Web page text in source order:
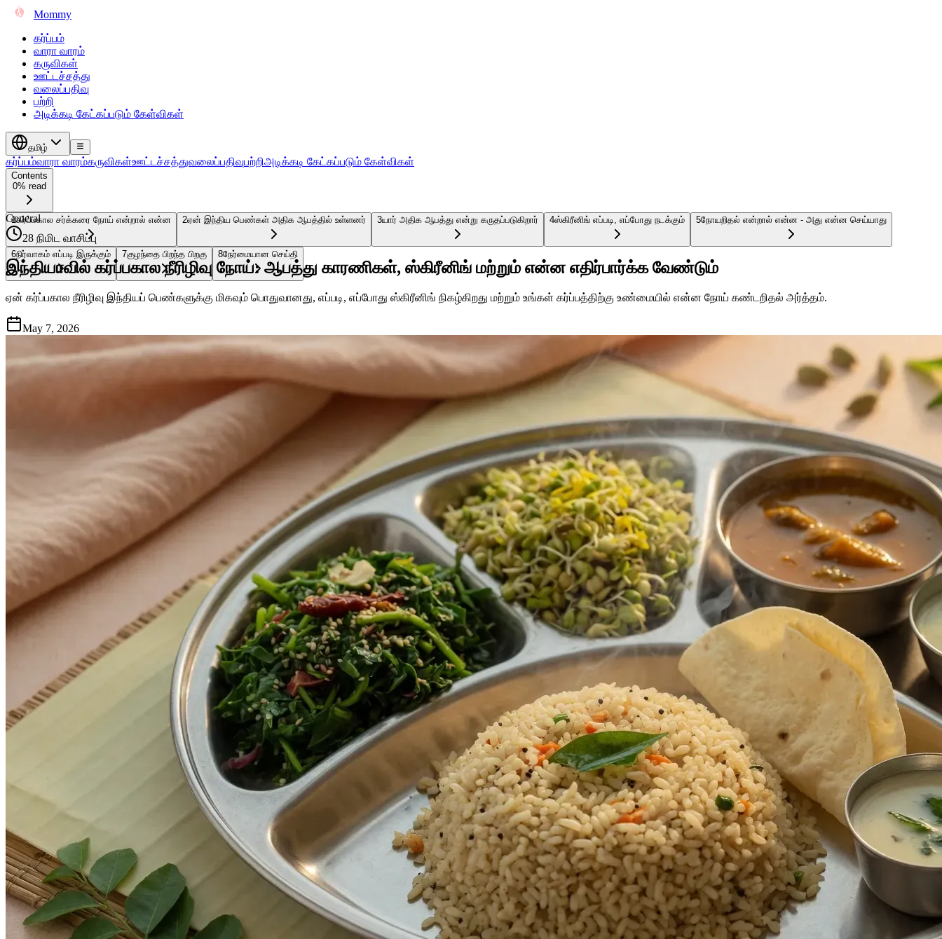
Mommy
கர்ப்பம்
வாரா வாரம்
கருவிகள்
ஊட்டச்சத்து
வலைப்பதிவு
பற்றி
அடிக்கடி கேட்கப்படும் கேள்விகள்
தமிழ்
கர்ப்பம்வாரா வாரம்கருவிகள்ஊட்டச்சத்துவலைப்பதிவுபற்றிஅடிக்கடி கேட்கப்படும் கேள்விகள்
Contents
0% read
1கர்ப்பகால சர்க்கரை நோய் என்றால் என்ன 2ஏன் இந்திய பெண்கள் அதிக ஆபத்தில் உள்ளனர் 3யார் அதிக ஆபத்து என்று கருதப்படுகிறார் 4ஸ்கிரீனிங் எப்படி, எப்போது நடக்கும் 5நோயறிதல் என்றால் என்ன - அது என்ன செய்யாது
6நிர்வாகம் எப்படி இருக்கும் 7குழந்தை பிறந்த பிறகு 8நேர்மையான செய்தி
General
28 நிமிட வாசிப்பு
இந்தியாவில் கர்ப்பகால நீரிழிவு நோய்: ஆபத்து காரணிகள், ஸ்கிரீனிங் மற்றும் என்ன எதிர்பார்க்க வேண்டும்
ஏன் கர்ப்பகால நீரிழிவு இந்தியப் பெண்களுக்கு மிகவும் பொதுவானது, எப்படி, எப்போது ஸ்கிரீனிங் நிகழ்கிறது மற்றும் உங்கள் கர்ப்பத்திற்கு உண்மையில் என்ன நோய் கண்டறிதல் அர்த்தம்.
May 7, 2026